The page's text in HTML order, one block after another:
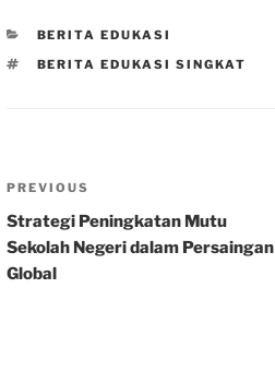
CATEGORIES
BERITA EDUKASI
TAGS
BERITA EDUKASI SINGKAT
Post
navigation
Previous
Post
PREVIOUS
Strategi Peningkatan Mutu
Sekolah Negeri dalam Persaingan
Global